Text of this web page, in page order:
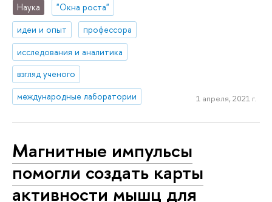
Наука
"Окна роста"
идеи и опыт
профессора
исследования и аналитика
взгляд ученого
международные лаборатории
1 апреля, 2021 г.
Магнитные импульсы
помогли создать карты
активности мышц для